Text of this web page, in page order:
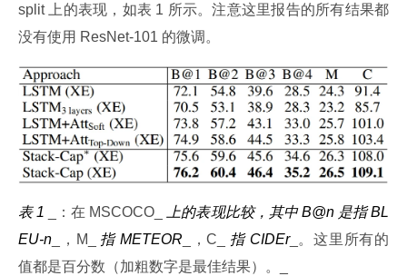
split 上的表现，如表 1 所示。注意这里报告的所有结果都
没有使用 ResNet-101 的微调。
表 1 _：在 MSCOCO_ 上的表现比较，其中 B@n 是指 BL
EU-n _，M_ 指 METEOR _，C_ 指 CIDEr_。这里所有的
值都是百分数（加粗数字是最佳结果）。_